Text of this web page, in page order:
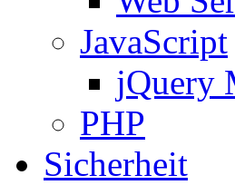
JavaScript
jQuery
PHP
Sicherheit